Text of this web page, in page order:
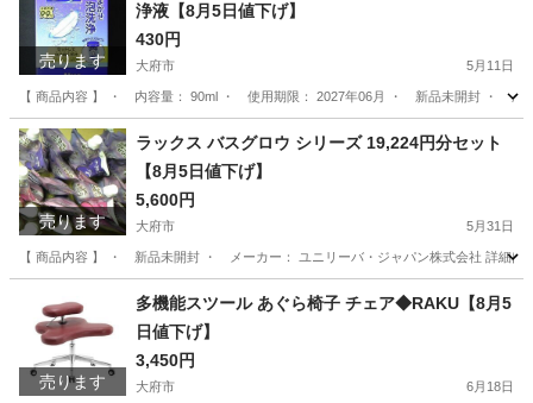
売ります
浄液【8月5日値下げ】
430円
大府市 5月11日
【 商品内容 】 ・ 内容量： 90ml ・ 使用期限： 2027年06月 ・ 新品未開封 ・ メ
愛知 大府市 掃除用具 アルコン
売ります
ラックス バスグロウ シリーズ 19,224円分セット
【8月5日値下げ】
5,600円
大府市 5月31日
【 商品内容 】 ・ 新品未開封 ・ メーカー： ユニリーバ・ジャパン株式会社 詳細は
ヘアケア
売ります
多機能スツール あぐら椅子 チェア◆RAKU【8月5
日値下げ】
3,450円
大府市 6月18日